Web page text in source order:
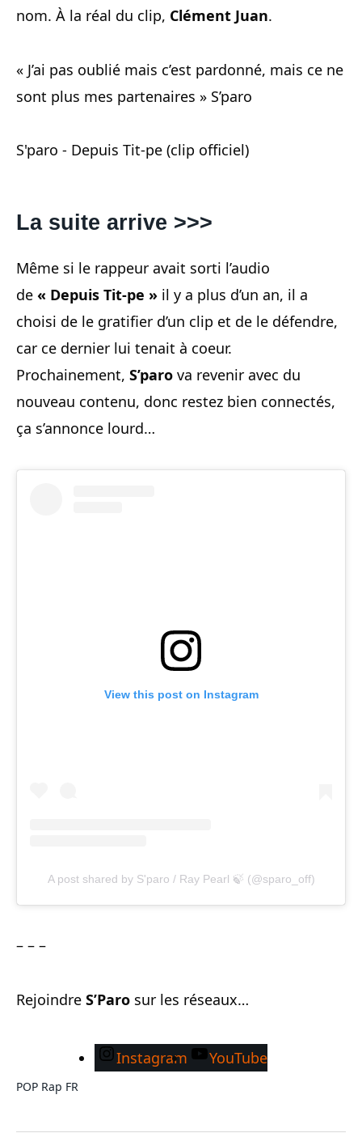
nom. À la réal du clip, Clément Juan.
« J’ai pas oublié mais c’est pardonné, mais ce ne
sont plus mes partenaires » S’paro
S'paro - Depuis Tit-pe (clip officiel)
La suite arrive >>>
Même si le rappeur avait sorti l’audio
de « Depuis Tit-pe » il y a plus d’un an, il a
choisi de le gratifier d’un clip et de le défendre,
car ce dernier lui tenait à coeur.
Prochainement, S’paro va revenir avec du
nouveau contenu, donc restez bien connectés,
ça s’annonce lourd…
View this post on Instagram
A post shared by S'paro / Ray Pearl 🍃 (@sparo_off)
– – –
Rejoindre S’Paro sur les réseaux…
Instagram YouTube
POP Rap FR